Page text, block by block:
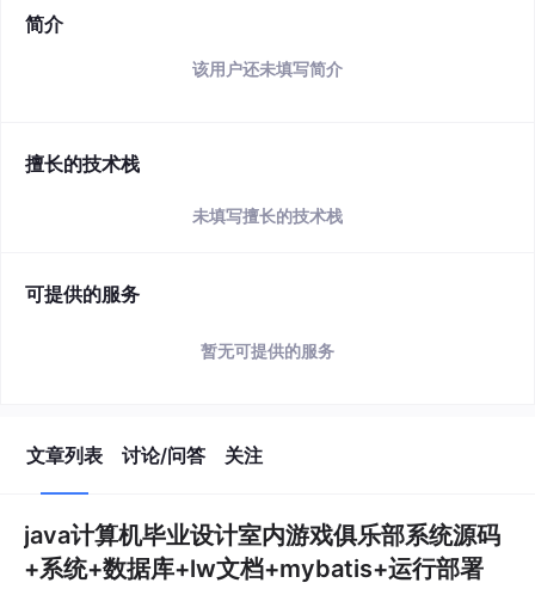
简介
该用户还未填写简介
擅长的技术栈
未填写擅长的技术栈
可提供的服务
暂无可提供的服务
文章列表 讨论/问答 关注
java计算机毕业设计室内游戏俱乐部系统源码
+系统+数据库+lw文档+mybatis+运行部署